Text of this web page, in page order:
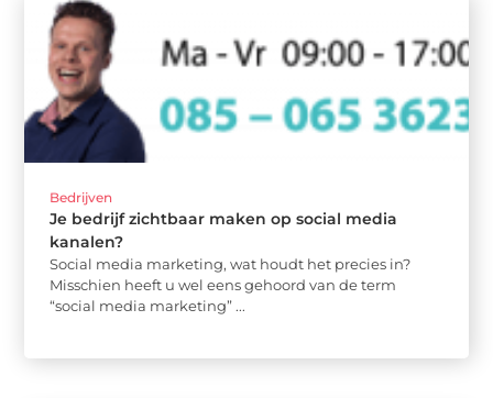
Bedrijven
Je bedrijf zichtbaar maken op social media
kanalen?
Social media marketing, wat houdt het precies in?
Misschien heeft u wel eens gehoord van de term
“social media marketing” ...